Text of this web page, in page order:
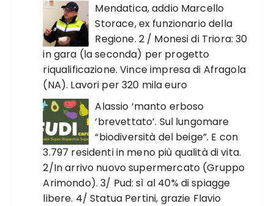
Mendatica, addio Marcello
Storace, ex funzionario della
Regione. 2 / Monesi di Triora: 30
in gara (la seconda) per progetto
riqualificazione. Vince impresa di Afragola
(NA). Lavori per 320 mila euro
Alassio ‘manto erboso
‘brevettato’. Sul lungomare
“biodiversità del beige”. E con
3.797 residenti in meno più qualità di vita.
2/In arrivo nuovo supermercato (Gruppo
Arimondo). 3/ Pud: sì al 40% di spiagge
libere. 4/ Statua Pertini, grazie Flavio